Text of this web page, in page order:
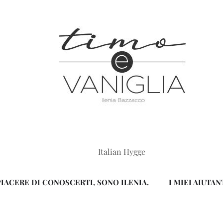
Italian Hygge
DI CONOSCERTI, SONO ILENIA. I MIEI